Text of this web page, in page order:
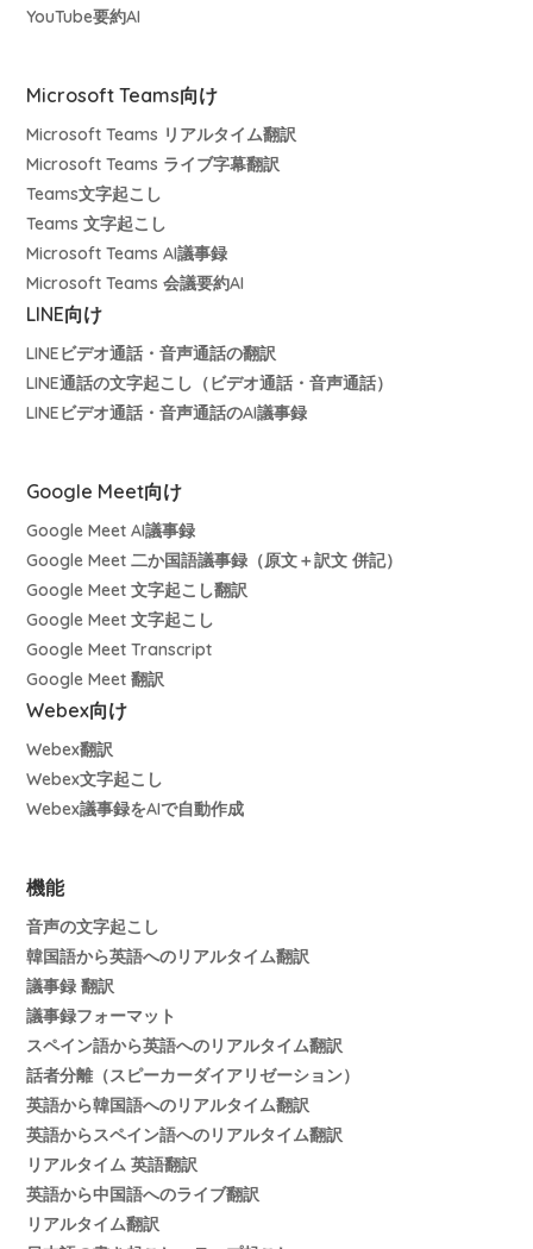
YouTube要約AI
Microsoft Teams向け
Microsoft Teams リアルタイム翻訳
Microsoft Teams ライブ字幕翻訳
Teams文字起こし
Teams 文字起こし
Microsoft Teams AI議事録
Microsoft Teams 会議要約AI
LINE向け
LINEビデオ通話・音声通話の翻訳
LINE通話の文字起こし（ビデオ通話・音声通話）
LINEビデオ通話・音声通話のAI議事録
Google Meet向け
Google Meet AI議事録
Google Meet 二か国語議事録（原文＋訳文 併記）
Google Meet 文字起こし翻訳
Google Meet 文字起こし
Google Meet Transcript
Google Meet 翻訳
Webex向け
Webex翻訳
Webex文字起こし
Webex議事録をAIで自動作成
機能
音声の文字起こし
韓国語から英語へのリアルタイム翻訳
議事録 翻訳
議事録フォーマット
スペイン語から英語へのリアルタイム翻訳
話者分離（スピーカーダイアリゼーション）
英語から韓国語へのリアルタイム翻訳
英語からスペイン語へのリアルタイム翻訳
リアルタイム 英語翻訳
英語から中国語へのライブ翻訳
リアルタイム翻訳